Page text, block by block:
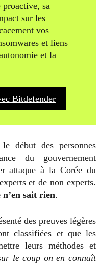
proactive, sa
sur les
vos
et liens
et la
Bitdefender
début des personnes
du gouvernement
attaque à la Corée du
et de non experts.
n’en sait rien.
des preuves légères
classifiées et que les
leurs méthodes et
le coup on en connaît